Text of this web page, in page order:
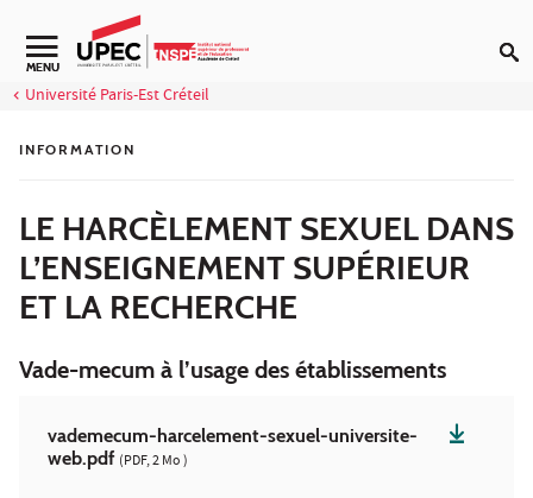
Aller au contenu
MENU
Université Paris-Est Créteil
INFORMATION
LE HARCÈLEMENT SEXUEL DANS
L’ENSEIGNEMENT SUPÉRIEUR
ET LA RECHERCHE
Vade-mecum à l’usage des établissements
vademecum-harcelement-sexuel-universite-
web.pdf (PDF, 2 Mo )